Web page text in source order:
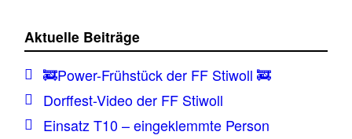
Aktuelle Beiträge
🚒Power-Frühstück der FF Stiwoll 🚒
Dorffest-Video der FF Stiwoll
Einsatz T10 – eingeklemmte Person